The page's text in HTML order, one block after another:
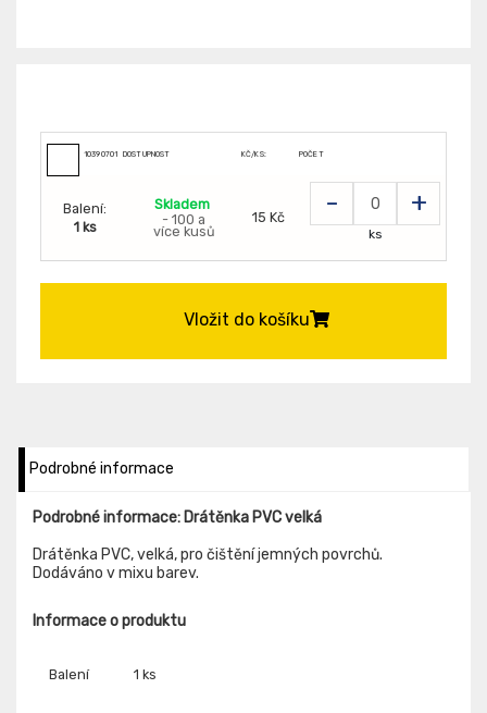
103907014DOSTUPNOST KČ/KS: POČET
Balení:
1 ks
Skladem
- 100 a
více kusů
15 Kč - +
ks
Vložit do košíku
Podrobné informace
Podrobné informace: Drátěnka PVC velká
Drátěnka PVC, velká, pro čištění jemných povrchů.
Dodáváno v mixu barev.
Informace o produktu
Balení 1 ks